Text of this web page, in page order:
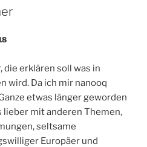
die erklären soll was in
wird. Da ich mir nanooq
etwas länger geworden
mit anderen Themen,
seltsame
Europäer und